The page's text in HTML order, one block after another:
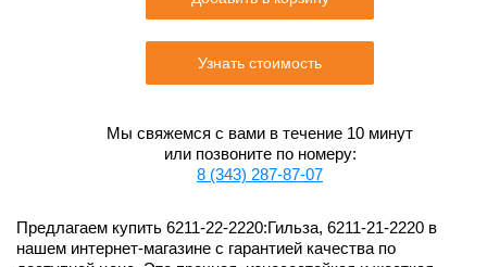
Узнать стоимость
Мы свяжемся с вами в течение 10 минут
или позвоните по номеру:
8 (343) 287-87-07
Предлагаем купить 6211-22-2220:Гильза, 6211-21-2220 в
нашем интернет-магазине с гарантией качества по